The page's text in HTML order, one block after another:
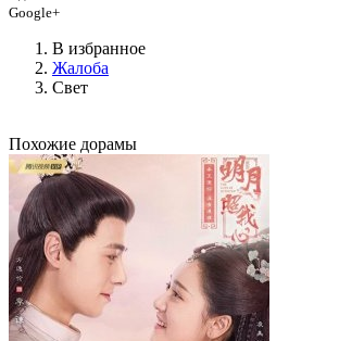
Google+
В избранное
Жалоба
Свет
Похожие дорамы